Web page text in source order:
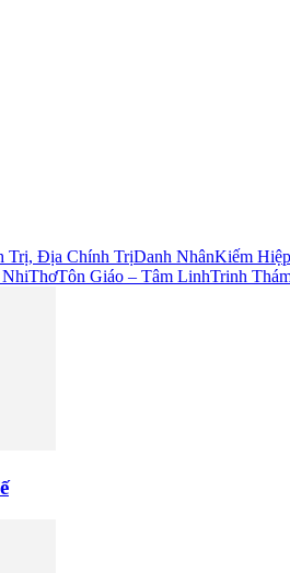
Trị, Địa Chính TrịDanh NhânKiếm Hiệp
ThơTôn Giáo – Tâm LinhTrinh